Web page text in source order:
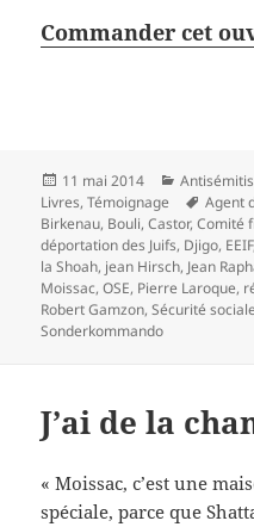
Commander cet
Publié
le
11 mai 2014 Catégories
Livres,Témoignage
Mots-
clés
Agent
Birkenau, Bouli,Castor,Comité
déportation des Juifs, Djigo, EEIF,
la Shoah, jean Hirsch, Jean
Moissac,OSE, Pierre Laroque,
Robert Gamzon,Sécurité
Sonderkommando
J’ai de la
« Moissac, c’est une
spéciale, parce que